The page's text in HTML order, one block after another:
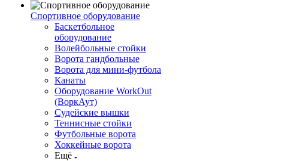
Спортивное оборудование
Баскетбольное
оборудование
Волейбольные стойки
Ворота гандбольные
Ворота для мини-футбола
Канаты
Оборудование WorkOut
(ВоркАут)
Судейские вышки
Теннисные стойки
Футбольные ворота
Хоккейные ворота
Ещё